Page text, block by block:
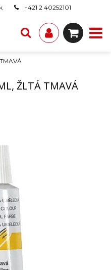
+421 2 40252101
ŽLTÁ TMAVÁ